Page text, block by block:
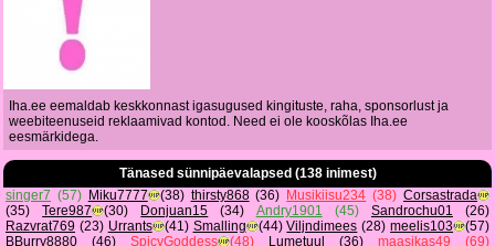
Iha.ee eemaldab keskkonnast igasugused kingituste, raha, sponsorlust ja
weebiteenuseid reklaamivad kontod. Need ei ole kooskõlas Iha.ee
eesmärkidega.
Tänased sünnipäevalapsed (138 inimest)
singer7 (57) Miku7777 (38) thirsty868(36) Musikiisu234 (38) Corsastrada
(35)
Tere987 (30) Donjuan15 (34) Andry1901 (45) Sandrochu01 (26)
Razvrat769 (23) Urrants (41) Smalling (44) Viljndimees (28) meelis103
(57)
BBurry8880 (46) SpicyGoddess (48) Lumetuul (36) maasikas49 (69)